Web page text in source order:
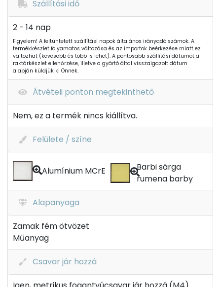
Szállítási idő
2 - 14 nap
Figyelem! A feltüntetett szállítási napok általános irányadó számok. A
termékkészlet folyamatos változása és az importok beérkezése miatt ez
változhat (kevesebb és több is lehet). A pontosabb szállítási dátumot a
raktárkészlet ellenőrzése, illetve a gyártó által visszaigazolt dátum
alapján küldjük ki Önnek.
Átvételi ponton megtekinthető
Nem, ez a termék nincs kiállítva.
Felülete / színe
Alumínium MCrE
Barbi sárga
rumena barby
Alapanyaga
Zamak fém ötvözet
Műanyag
Csavar jár hozzá